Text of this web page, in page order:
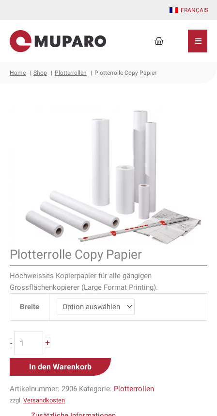
springen
FRANÇAIS
Warenkorb
Home Shop Plotterrollen Plotterrolle Copy Papier
Plotterrolle Copy Papier
Hochweisses Kopierpapier für alle gängigen
Grossflächenkopierer (Large Format Printing).
Breite
- +
In den Warenkorb
Artikelnummer: 2906 Kategorie: Plotterrollen
zzgl. Versandkosten